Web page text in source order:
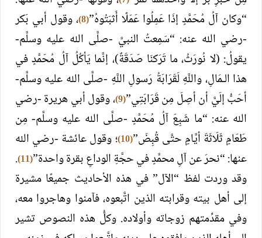
“وكان آلُ مُحَمَّدٍ إذَا عَمِلُوا عَمَلًا أَثبَتُوهُ”(8)
، وقول أبي بَكر
-رضي الله عنه: “سَمِعتُ النبيَّ -صلَّى الله عليه وسلَّم-
يقولُ: (لا نُورَثُ، ما تَرَكنَا صَدَقَةٌ)، إنَّما يَأكُلُ آلُ مُحَمَّدٍ في
هذا الـمَالِ، واللَّهِ لَقَرَابَةُ رَسولِ اللَّهِ -صلَّى الله عليه وسلَّم-
أحَبُّ إلَيَّ أن أصِلَ مِن قَرَابَتِي”(9)
، وقول أبي هريرة -رضي
الله عنه: “ما شَبِعَ آلُ مُحَمَّدٍ -صلَّى الله عليه وسلَّم- مِن
طَعَامٍ ثَلَاثَةَ أيَّامٍ حتَّى قُبِضَ”(10)
؛ وقول عائشة -رضي الله
عنها: “نحرَ عن آلِ محمَّدٍ في حجَّةِ الوداعِ بقرة واحدة”(11)
.
وقد وردت لفظ “الآل” في هذه الأحاديث جميعًا مشيرة
إلى أهل بيته وقرابته الذين اتَّبعوه، فآمنوا وهاجروا معه،
وفي مقدِّمتهم زوجاته وأولاده. وكلُّ هذه النصوص تشير